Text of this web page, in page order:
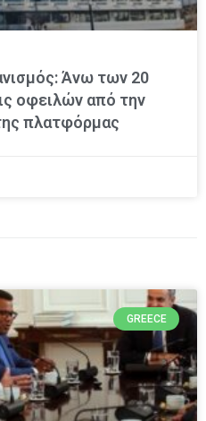
Άνω των 20
οφειλών από την
πλατφόρμας
GREECE